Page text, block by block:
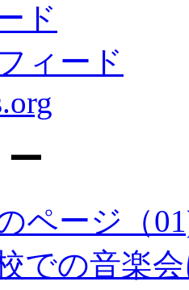
ド
ィード
ページ（
での音楽